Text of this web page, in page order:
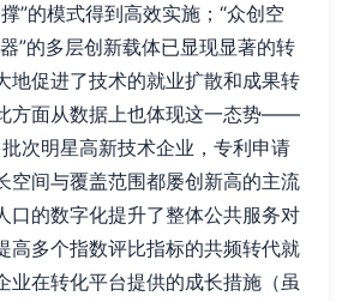
”的模式得到高效实施；“众创空
”的多层创新载体已显现显著的转
地促进了技术的就业扩散和成果转
方面从数据上也体现这一态势——
次明星高新技术企业，专利申请
空间与覆盖范围都屡创新高的主流
口的数字化提升了整体公共服务对
高多个指数评比指标的共频转代就
业在转化平台提供的成长措施（虽